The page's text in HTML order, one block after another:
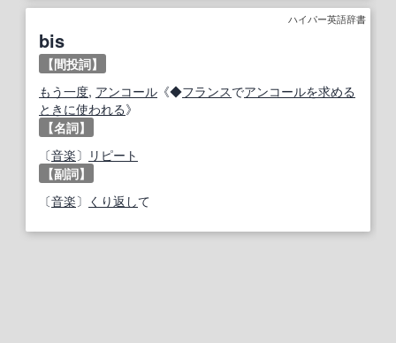
ハイパー英語辞書
bis
【間投詞】
もう一度, アンコール 《◆フランスでアンコールを求める
ときに使われる》
【名詞】
〔音楽〕 リピート
【副詞】
〔音楽〕 くり返して